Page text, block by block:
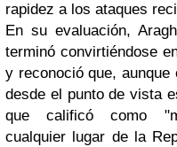
rapidez a los ataques
En su evaluación,
terminó convirtiéndose
y reconoció que,
desde el punto de vista
que calificó como
cualquier lugar de la